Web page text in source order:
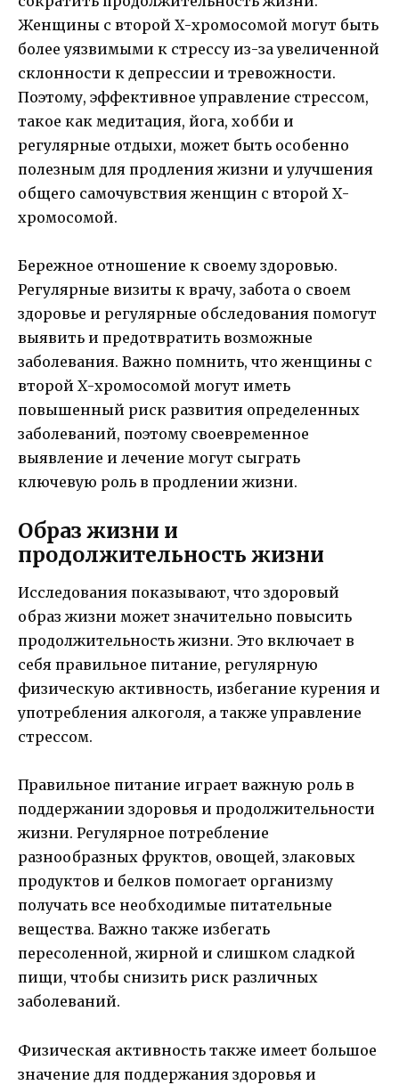
Женщины с второй Х-хромосомой могут быть
более уязвимыми к стрессу из-за увеличенной
склонности к депрессии и тревожности.
Поэтому, эффективное управление стрессом,
такое как медитация, йога, хобби и
регулярные отдыхи, может быть особенно
полезным для продления жизни и улучшения
общего самочувствия женщин с второй Х-
хромосомой.
Бережное отношение к своему здоровью.
Регулярные визиты к врачу, забота о своем
здоровье и регулярные обследования помогут
выявить и предотвратить возможные
заболевания. Важно помнить, что женщины с
второй Х-хромосомой могут иметь
повышенный риск развития определенных
заболеваний, поэтому своевременное
выявление и лечение могут сыграть
ключевую роль в продлении жизни.
Образ жизни и
продолжительность жизни
Исследования показывают, что здоровый
образ жизни может значительно повысить
продолжительность жизни. Это включает в
себя правильное питание, регулярную
физическую активность, избегание курения и
употребления алкоголя, а также управление
стрессом.
Правильное питание играет важную роль в
поддержании здоровья и продолжительности
жизни. Регулярное потребление
разнообразных фруктов, овощей, злаковых
продуктов и белков помогает организму
получать все необходимые питательные
вещества. Важно также избегать
пересоленной, жирной и слишком сладкой
пищи, чтобы снизить риск различных
заболеваний.
Физическая активность также имеет большое
значение для поддержания здоровья и